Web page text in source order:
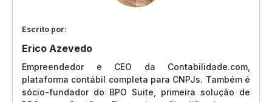
Escrito por:
Erico Azevedo
Empreendedor e CEO da Contabilidade.com,
plataforma contábil completa para CNPJs. Também é
sócio-fundador do BPO Suite, primeira solução de